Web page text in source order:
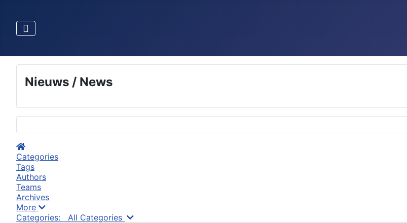
Nieuws / News
Selecteer de taal
Home
Categories
Tags
Authors
Teams
Archives
More
Categories:
All Categories Search...